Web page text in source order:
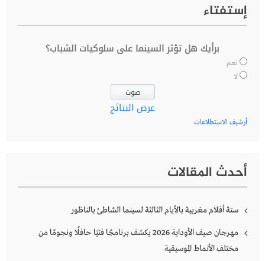
إستفتاء
برأيك هل تؤثر السينما على سلوكيات الشباب؟
نعم
لا
عرض النتائج
أرشيف الاستطلاعات
أحدث المقالات
ستة أفلام مغربية بالأيام الثالثة لسينما الشاطئ بالناظور
مهرجان صيف الأوداية 2026 يكشف برنامجًا فنيًا حافلًا ونجومًا من
مختلف الأنماط الموسيقية